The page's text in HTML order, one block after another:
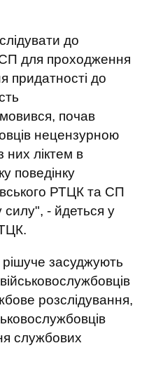
до
для проходження
придатності до
почав
нецензурною
них ліктем в
поведінку
РТЦК та СП
силу", - йдеться у
засуджують
розслідування,
службових